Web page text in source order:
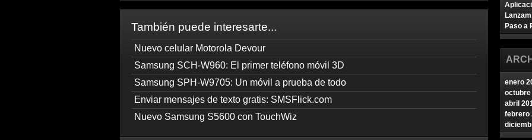
También puede interesarte...
Nuevo celular Motorola Devour
Samsung SCH-W960: El primer teléfono móvil 3D
Samsung SPH-W9705: Un móvil a prueba de todo
Enviar mensajes de texto gratis: SMSFlick.com
Nuevo Samsung S5600 con TouchWiz
Paso a
enero
octubre
abril
febrero